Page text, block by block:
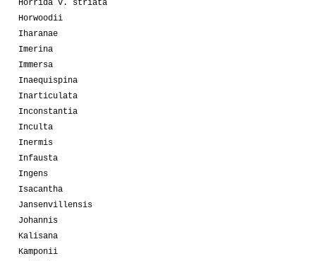
Horrida v. striata
Horwoodii
Iharanae
Imerina
Immersa
Inaequispina
Inarticulata
Inconstantia
Inculta
Inermis
Infausta
Ingens
Isacantha
Jansenvillensis
Johannis
Kalisana
Kamponii